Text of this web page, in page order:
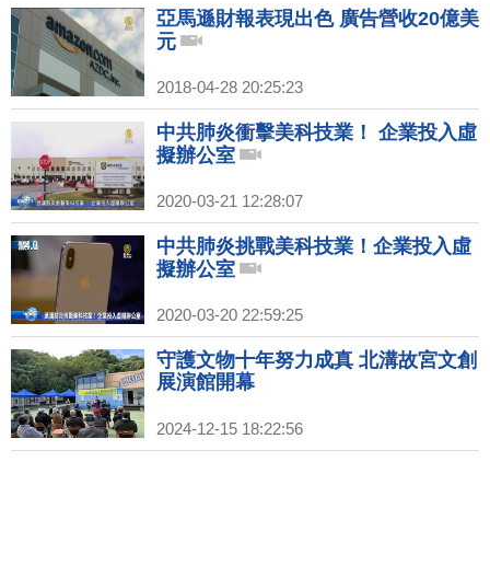
亞馬遜財報表現出色 廣告營收20億美
元
2018-04-28 20:25:23
中共肺炎衝擊美科技業！ 企業投入虛
擬辦公室
2020-03-21 12:28:07
中共肺炎挑戰美科技業！企業投入虛
擬辦公室
2020-03-20 22:59:25
守護文物十年努力成真 北溝故宮文創
展演館開幕
2024-12-15 18:22:56